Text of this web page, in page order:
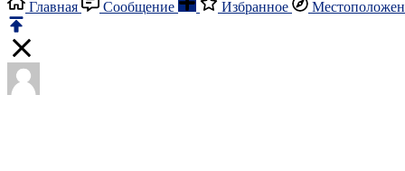
Главная Сообщение Избранное